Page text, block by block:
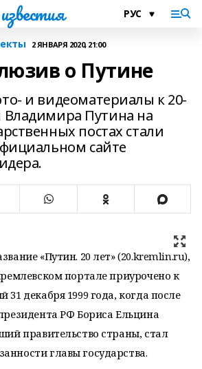
2 ЯНВАРЯ 2020, 21:00
о Путине
и видеоматериалы к 20-
Путина на
постах стали
сайте
«Путин. 20 лет» (20.kremlin.ru),
портале приурочено к
31 декабря 1999 года, когда после
РФ Бориса Ельцина
правительство страны, стал
главы государства.